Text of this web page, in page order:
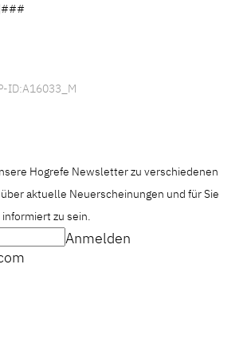
ID:A16033_M
Hogrefe Newsletter zu verschiedenen
aktuelle Neuerscheinungen und für Sie
zu sein.
Anmelden